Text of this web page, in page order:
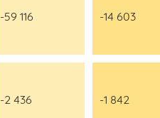
-59 116 -14 603
-2 436 -1 842